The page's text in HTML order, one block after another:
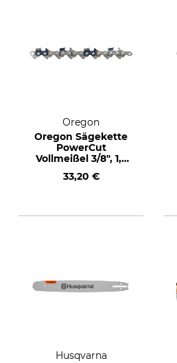
Oregon
Oregon Sägekette
PowerCut
Vollmeißel 3/8", 1,5
33,20 €
Husqvarna